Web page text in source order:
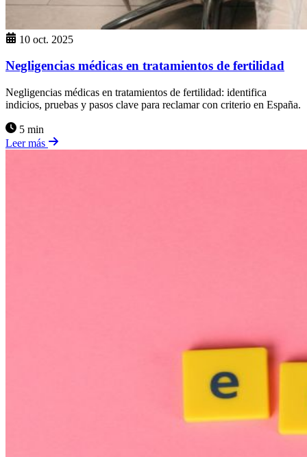
10 oct. 2025
Negligencias médicas en tratamientos de fertilidad
Negligencias médicas en tratamientos de fertilidad: identifica
indicios, pruebas y pasos clave para reclamar con criterio en España.
5 min
Leer más